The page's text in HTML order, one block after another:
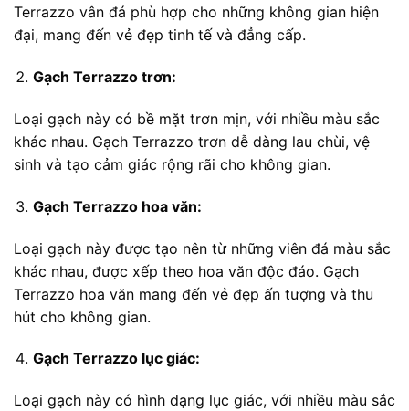
Terrazzo vân đá phù hợp cho những không gian hiện
đại, mang đến vẻ đẹp tinh tế và đẳng cấp.
Gạch Terrazzo trơn:
Loại gạch này có bề mặt trơn mịn, với nhiều màu sắc
khác nhau. Gạch Terrazzo trơn dễ dàng lau chùi, vệ
sinh và tạo cảm giác rộng rãi cho không gian.
Gạch Terrazzo hoa văn:
Loại gạch này được tạo nên từ những viên đá màu sắc
khác nhau, được xếp theo hoa văn độc đáo. Gạch
Terrazzo hoa văn mang đến vẻ đẹp ấn tượng và thu
hút cho không gian.
Gạch Terrazzo lục giác:
Loại gạch này có hình dạng lục giác, với nhiều màu sắc